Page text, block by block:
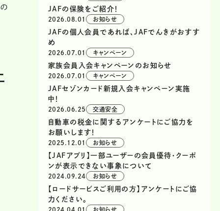
JAFの保険をご紹介！
2026.08.01 お知らせ
JAFの個人会員であれば、JAFでんきがおすす
め
2026.07.01 キャンペーン
家族会員入会キャンペーンのお知らせ
2026.07.01 キャンペーン
JAFセゾンカード新規入会キャンペーン実施
中！
2026.06.25 交通安全
自動車の税金に関するアンケートにご協力を
お願いします！
2025.12.01 お知らせ
【JAFアプリ】一部ユーザーの会員優待・クーポ
ンが表示できない事象について
2024.09.24 お知らせ
【ロードサービスご利用の方】アンケートにご協
力ください。
2024.04.01 お知らせ